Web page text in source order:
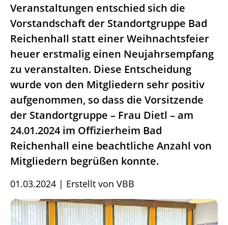
Veranstaltungen entschied sich die
Vorstandschaft der Standortgruppe Bad
Reichenhall statt einer Weihnachtsfeier
heuer erstmalig einen Neujahrsempfang
zu veranstalten. Diese Entscheidung
wurde von den Mitgliedern sehr positiv
aufgenommen, so dass die Vorsitzende
der Standortgruppe – Frau Dietl – am
24.01.2024 im Offizierheim Bad
Reichenhall eine beachtliche Anzahl von
Mitgliedern begrüßen konnte.
01.03.2024 | Erstellt von VBB